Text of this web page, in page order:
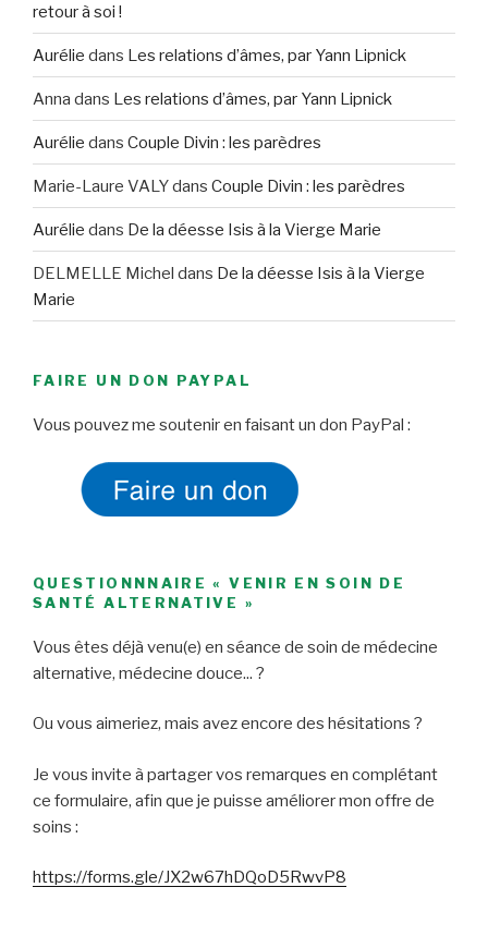
retour à soi !
Aurélie dans Les relations d’âmes, par Yann Lipnick
Anna dans Les relations d’âmes, par Yann Lipnick
Aurélie dans Couple Divin : les parèdres
Marie-Laure VALYdans Couple Divin : les parèdres
Aurélie dans De la déesse Isis à la Vierge Marie
DELMELLE Michel dans De la déesse Isis à la Vierge
Marie
FAIRE UN DON PAYPAL
Vous pouvez me soutenir en faisant un don PayPal :
QUESTIONNNAIRE « VENIR EN SOIN DE
SANTÉ ALTERNATIVE »
Vous êtes déjà venu(e) en séance de soin de médecine
alternative, médecine douce... ?
Ou vous aimeriez, mais avez encore des hésitations ?
Je vous invite à partager vos remarques en complétant
ce formulaire, afin que je puisse améliorer mon offre de
soins :
https://forms.gle/JX2w67hDQoD5RwvP8